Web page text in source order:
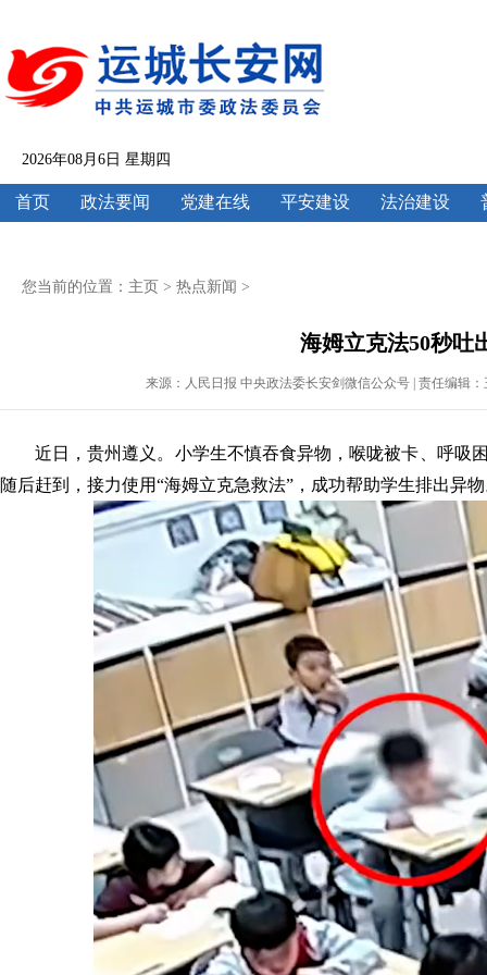
2026年08月6日 星期四
首页 政法要闻 党建在线 平安建设 法治建设
您当前的位置： 主页 > 热点新闻 >
海姆立克法50秒吐
来源：人民日报 中央政法委长安剑微信公众号 | 责任编辑：
近日，贵州遵义。小学生不慎吞食异物，喉咙被卡、呼吸
随后赶到，接力使用“海姆立克急救法”，成功帮助学生排出异